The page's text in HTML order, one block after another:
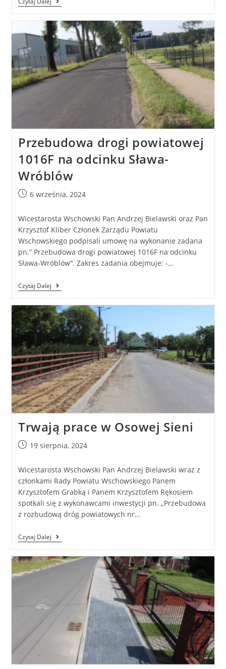
Przebudowa drogi powiatowej
1016F na odcinku Sława-
Wróblów
6 września, 2024
Wicestarosta Wschowski Pan Andrzej Bielawski oraz Pan
Krzysztof Kliber Członek Zarządu Powiatu
Wschowskiego podpisali umowę na wykonanie zadana
pn.” Przebudowa drogi powiatowej 1016F na odcinku
Sława-Wróblów”. Zakres zadania obejmuje: -…
Czytaj Dalej
Trwają prace w Osowej Sieni
19 sierpnia, 2024
Wicestarosta Wschowski Pan Andrzej Bielawski wraz z
członkami Rady Powiatu Wschowskiego Panem
Krzysztofem Grabką i Panem Krzysztofem Rękosiem
spotkali się z wykonawcami inwestycji pn. „Przebudowa
z rozbudową dróg powiatowych nr…
Czytaj Dalej